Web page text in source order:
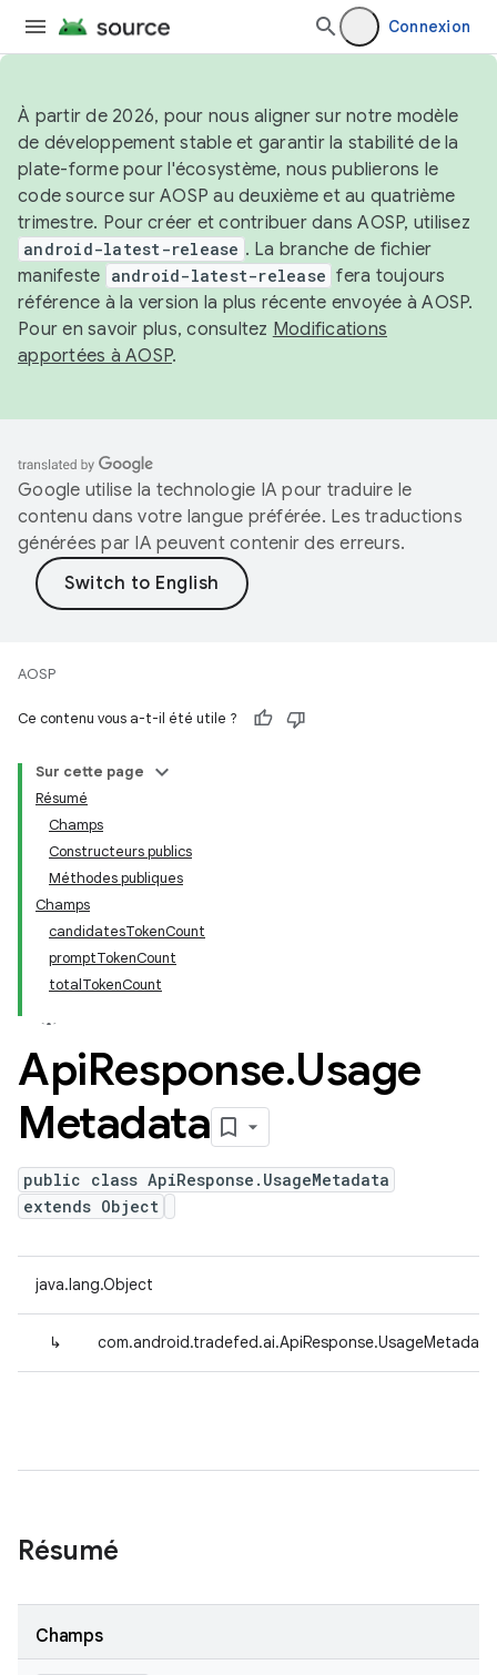
Connexion
À partir de 2026, pour nous aligner sur notre modèle
de développement stable et garantir la stabilité de la
plate-forme pour l'écosystème, nous publierons le
code source sur AOSP au deuxième et au quatrième
trimestre. Pour créer et contribuer dans AOSP, utilisez
android-latest-release . La branche de fichier
manifeste android-latest-release fera toujours
référence à la version la plus récente envoyée à AOSP.
Pour en savoir plus, consultez Modifications
apportées à AOSP.
Google utilise la technologie IA pour traduire le
contenu dans votre langue préférée. Les traductions
générées par IA peuvent contenir des erreurs.
AOSP
Ce contenu vous a-t-il été utile ?
Sur cette page
Résumé
Champs
Constructeurs publics
Méthodes publiques
Champs
candidatesTokenCount
promptTokenCount
totalTokenCount
ApiResponse.Usage
Metadata
public class ApiResponse.UsageMetadata
extends Object
java.lang.Object
↳ com.android.tradefed.ai.ApiResponse.UsageMetadata
Résumé
Champs